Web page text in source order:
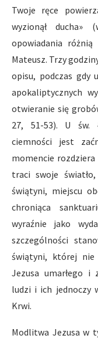
Twoje ręce
wyzionął ducha»
opowiadania
Mateusz. Trzy
opisu, podczas gdy
apokaliptycznych
otwieranie się
27, 51-53). U św.
ciemności jest
momencie rozdziera
traci swoje
świątyni, miejscu
chroniąca
wyraźnie jako
szczególności
świątyni, której nie
Jezusa umarłego i
ludzi i ich jednoczy
Krwi.
Modlitwa Jezusa w